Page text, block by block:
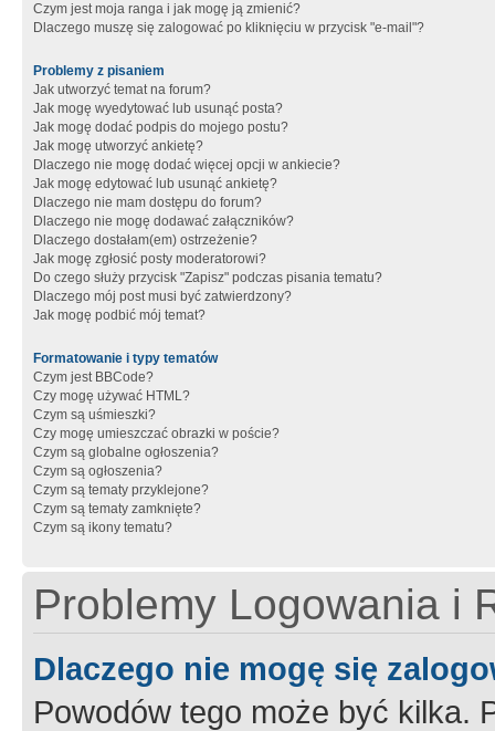
Czym jest moja ranga i jak mogę ją zmienić?
Dlaczego muszę się zalogować po kliknięciu w przycisk "e-mail"?
Problemy z pisaniem
Jak utworzyć temat na forum?
Jak mogę wyedytować lub usunąć posta?
Jak mogę dodać podpis do mojego postu?
Jak mogę utworzyć ankietę?
Dlaczego nie mogę dodać więcej opcji w ankiecie?
Jak mogę edytować lub usunąć ankietę?
Dlaczego nie mam dostępu do forum?
Dlaczego nie mogę dodawać załączników?
Dlaczego dostałam(em) ostrzeżenie?
Jak mogę zgłosić posty moderatorowi?
Do czego służy przycisk "Zapisz" podczas pisania tematu?
Dlaczego mój post musi być zatwierdzony?
Jak mogę podbić mój temat?
Formatowanie i typy tematów
Czym jest BBCode?
Czy mogę używać HTML?
Czym są uśmieszki?
Czy mogę umieszczać obrazki w poście?
Czym są globalne ogłoszenia?
Czym są ogłoszenia?
Czym są tematy przyklejone?
Czym są tematy zamknięte?
Czym są ikony tematu?
Problemy Logowania i
Dlaczego nie mogę się
Powodów tego może być kilka.